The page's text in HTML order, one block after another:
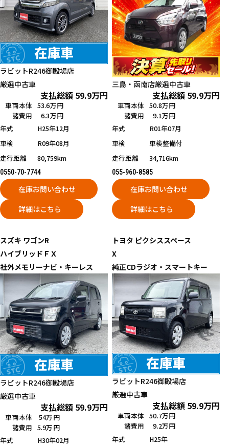
ラビットR246御殿場店
厳選中古車
支払総額 59.9万円
車両本体 53.6万円
諸費用
6.3万円
年式
H25年12月
車検
R09年08月
走行距離
80,759km
0550-70-7744
在庫お問い合わせ
詳細はこちら
三島・函南店厳選中古車
支払総額 59.9万円
車両本体 50.8万円
諸費用
9.1万円
年式
R01年07月
車検
車検整備付
走行距離
34,716km
055-960-8585
在庫お問い合わせ
詳細はこちら
スズキ ワゴンR
ハイブリッドＦＸ
社外メモリーナビ・キーレス
ラビットR246御殿場店
厳選中古車
支払総額 59.9万円
車両本体
54万円
諸費用 5.9万円
年式
H30年02月
トヨタ ピクシススペース
X
純正CDラジオ・スマートキー
ラビットR246御殿場店
厳選中古車
支払総額 59.9万円
車両本体 50.7万円
諸費用
9.2万円
年式
H25年